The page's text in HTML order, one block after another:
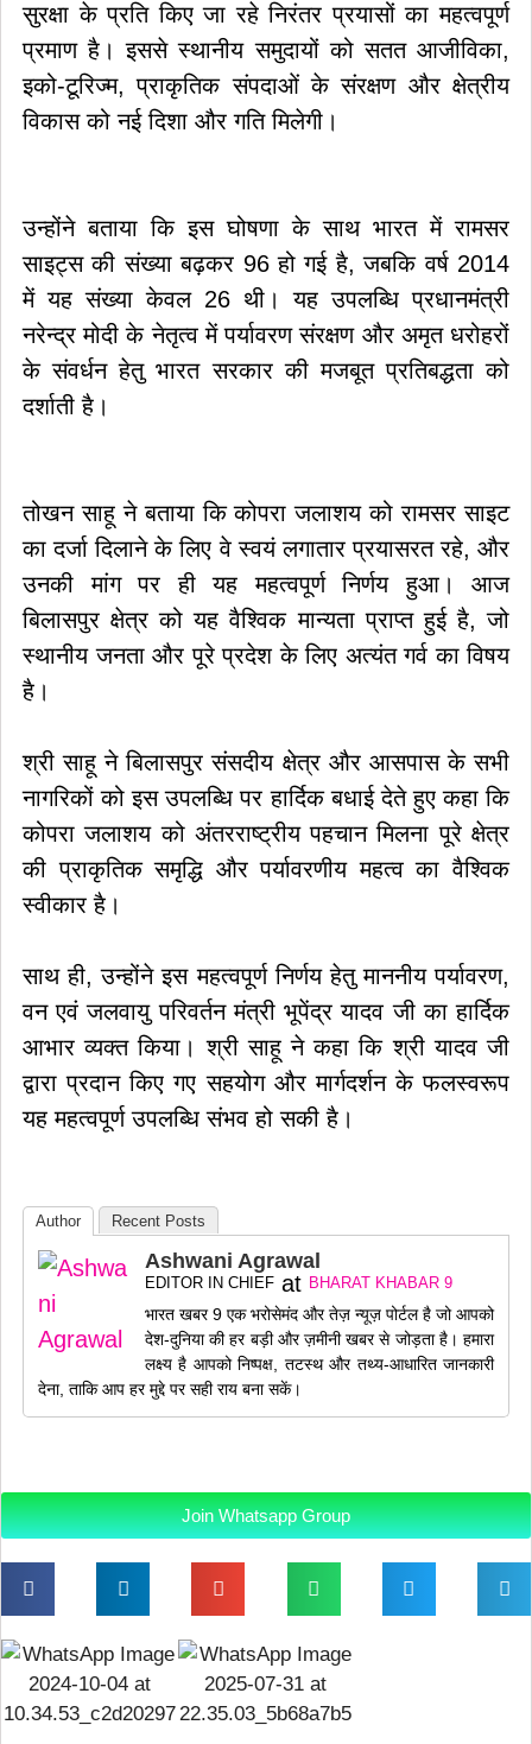
सुरक्षा के प्रति किए जा रहे निरंतर प्रयासों का महत्वपूर्ण
प्रमाण है। इससे स्थानीय समुदायों को सतत आजीविका,
इको-टूरिज्म, प्राकृतिक संपदाओं के संरक्षण और क्षेत्रीय
विकास को नई दिशा और गति मिलेगी।
उन्होंने बताया कि इस घोषणा के साथ भारत में रामसर
साइट्स की संख्या बढ़कर 96 हो गई है, जबकि वर्ष 2014
में यह संख्या केवल 26 थी। यह उपलब्धि प्रधानमंत्री
नरेन्द्र मोदी के नेतृत्व में पर्यावरण संरक्षण और अमृत धरोहरों
के संवर्धन हेतु भारत सरकार की मजबूत प्रतिबद्धता को
दर्शाती है।
तोखन साहू ने बताया कि कोपरा जलाशय को रामसर साइट
का दर्जा दिलाने के लिए वे स्वयं लगातार प्रयासरत रहे, और
उनकी मांग पर ही यह महत्वपूर्ण निर्णय हुआ। आज
बिलासपुर क्षेत्र को यह वैश्विक मान्यता प्राप्त हुई है, जो
स्थानीय जनता और पूरे प्रदेश के लिए अत्यंत गर्व का विषय
है।
श्री साहू ने बिलासपुर संसदीय क्षेत्र और आसपास के सभी
नागरिकों को इस उपलब्धि पर हार्दिक बधाई देते हुए कहा कि
कोपरा जलाशय को अंतरराष्ट्रीय पहचान मिलना पूरे क्षेत्र
की प्राकृतिक समृद्धि और पर्यावरणीय महत्व का वैश्विक
स्वीकार है।
साथ ही, उन्होंने इस महत्वपूर्ण निर्णय हेतु माननीय पर्यावरण,
वन एवं जलवायु परिवर्तन मंत्री भूपेंद्र यादव जी का हार्दिक
आभार व्यक्त किया। श्री साहू ने कहा कि श्री यादव जी
द्वारा प्रदान किए गए सहयोग और मार्गदर्शन के फलस्वरूप
यह महत्वपूर्ण उपलब्धि संभव हो सकी है।
Author Recent Posts
Ashwani Agrawal
EDITOR IN CHIEF at BHARAT KHABAR 9
भारत खबर 9 एक भरोसेमंद और तेज़ न्यूज़ पोर्टल है जो आपको
देश-दुनिया की हर बड़ी और ज़मीनी खबर से जोड़ता है। हमारा
लक्ष्य है आपको निष्पक्ष, तटस्थ और तथ्य-आधारित जानकारी
देना, ताकि आप हर मुद्दे पर सही राय बना सकें।
Join Whatsapp Group